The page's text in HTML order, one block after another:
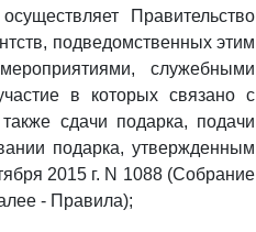
Правительство
подведомственных этим
служебными
в которых связано с
сдачи подарка, подачи
подарка, утвержденным
2015 г. N 1088 (Собрание
- Правила);